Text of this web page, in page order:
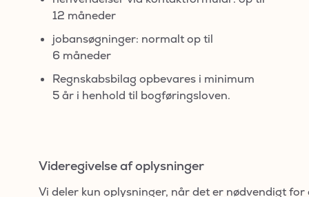
12 måneder
jobansøgninger: normalt op til
6 måneder
Regnskabsbilag opbevares i minimum
5 år i henhold til bogføringsloven.
Videregivelse af oplysninger
Vi deler kun oplysninger, når det er nødvendigt